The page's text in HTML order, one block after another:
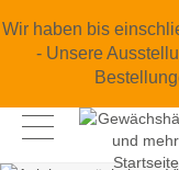
Wir haben bis
- Unsere